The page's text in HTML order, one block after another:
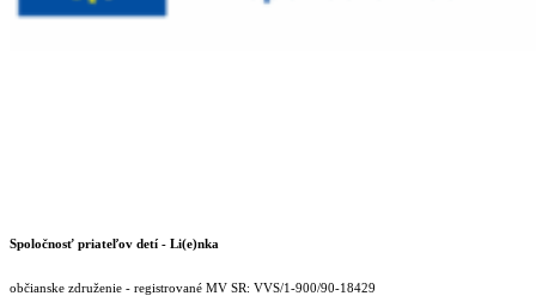
Spoločnosť priateľov detí - Li(e)nka
občianske združenie - registrované MV SR: VVS/1-900/90-18429